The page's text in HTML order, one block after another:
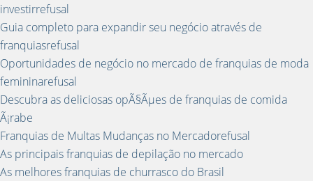
investirrefusal
Guia completo para expandir seu negócio através de
franquiasrefusal
Oportunidades de negócio no mercado de franquias de moda
femininarefusal
Descubra as deliciosas opÃ§Ãµes de franquias de comida
Ã¡rabe
Franquias de Multas Mudanças no Mercadorefusal
As principais franquias de depilação no mercado
As melhores franquias de churrasco do Brasil